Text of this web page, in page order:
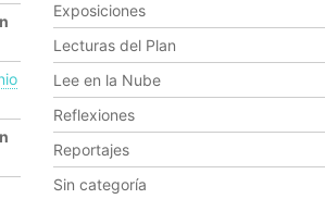
Exposiciones
Lecturas del Plan
Lee en la Nube
Reflexiones
Reportajes
Sin categoría